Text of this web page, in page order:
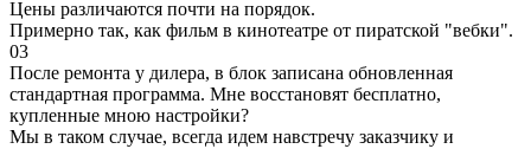
Цены различаются почти на порядок.
Примерно так, как фильм в кинотеатре от пиратской "вебки".
03
После ремонта у дилера, в блок записана обновленная
стандартная программа. Мне восстановят бесплатно,
купленные мною настройки?
Мы в таком случае, всегда идем навстречу заказчику и